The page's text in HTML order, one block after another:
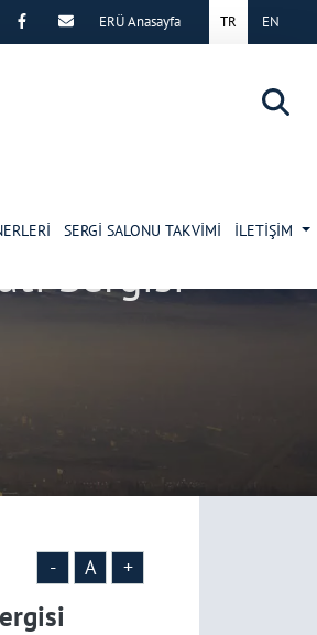
×
TR EN
ERÜ Anasayfa
SERGİ SALONU TAKVİMİ İLETİŞİM
Sergisi
- A +